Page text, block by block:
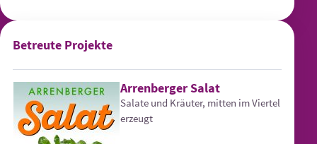
Betreute Projekte
Arrenberger Salat
Salate und Kräuter, mitten im Viertel
erzeugt